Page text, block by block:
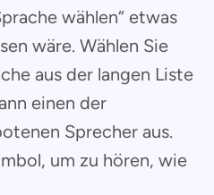
wählen“ etwas
wäre. Wählen Sie
aus der langen Liste
einen der
Sprecher aus.
um zu hören, wie